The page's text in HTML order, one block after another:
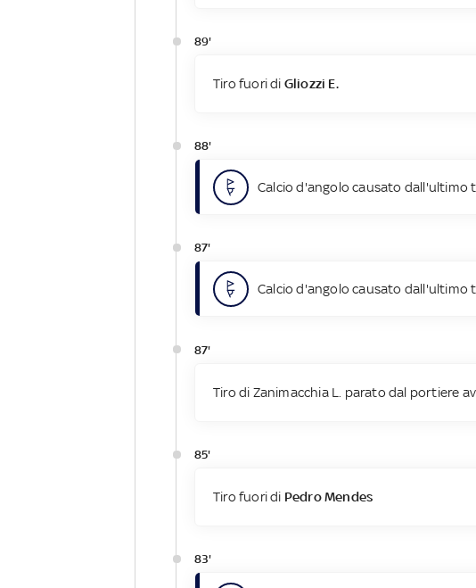
89'
Tiro fuori di Gliozzi E.
88'
Calcio d'angolo causato dall'ultimo
87'
Calcio d'angolo causato dall'ultimo
87'
Tiro di Zanimacchia L. parato dal portiere
85'
Tiro fuori di Pedro Mendes
83'